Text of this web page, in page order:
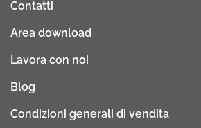
Contatti
Area download
Lavora con noi
Blog
Condizioni generali di vendita